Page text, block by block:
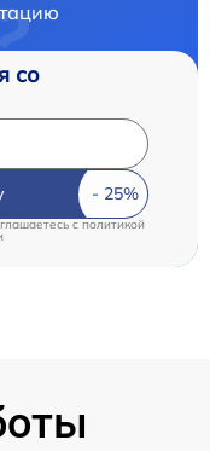
со
c политикой